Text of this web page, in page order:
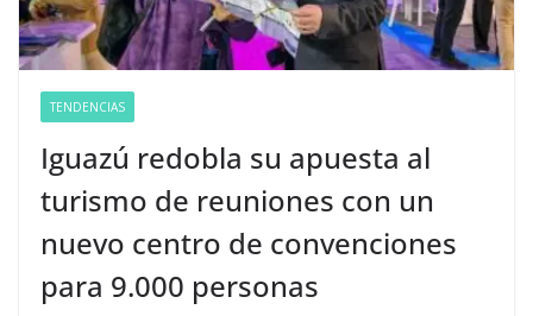
TENDENCIAS
Iguazú redobla su apuesta al
turismo de reuniones con un
nuevo centro de convenciones
para 9.000 personas